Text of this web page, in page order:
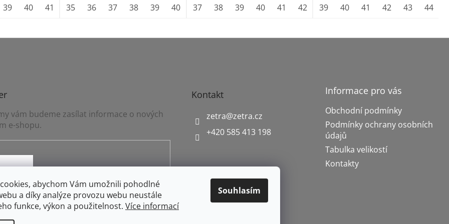
abychom Vám umožnili pohodlné
a díky analýze provozu webu neustále
funkce, výkon a použitelnost. Více informací
Souhlasím
39 40 41 42 43 44 45 46 47 48
35 36 37 38 39 40 41 42 43 44 45 46 47 48 49 50
37 38 39 40 41 42 43 44 45 46 47 48
39 40 41 42 43 44
vám budeme zasílat informace o nových
e-shopu.
ochrany osobních údajů
Kontakt
zetra@zetra.cz
+420 585 413 198
Informace pro vás
Obchodní podmínky
Podmínky ochrany osobních
údajů
Tabulka velikostí
Kontakty